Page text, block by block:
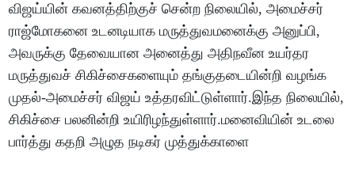
விஜய்யின் கவனத்திற்குச் சென்ற நிலையில், அமைச்சர்
ராஜ்மோகனை உடனடியாக மருத்துவமனைக்கு அனுப்பி,
அவருக்கு தேவையான அனைத்து அதிநவீன உயர்தர
மருத்துவச் சிகிச்சைகளையும் தங்குதடையின்றி வழங்க
முதல்-அமைச்சர் விஜய் உத்தரவிட்டுள்ளார்.இந்த நிலையில்,
சிகிச்சை பலனின்றி உயிரிழந்துள்ளார்.மனைவியின் உடலை
பார்த்து கதறி அழுத நடிகர் முத்துக்காளை